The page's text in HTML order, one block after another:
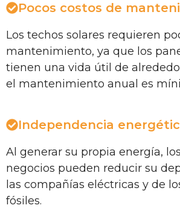
Pocos costos de
Los techos solares requieren
mantenimiento, ya que los
tienen una vida útil de
el mantenimiento anual es
Independencia
Al generar su propia energía,
negocios pueden reducir su
las compañías eléctricas y de
fósiles.